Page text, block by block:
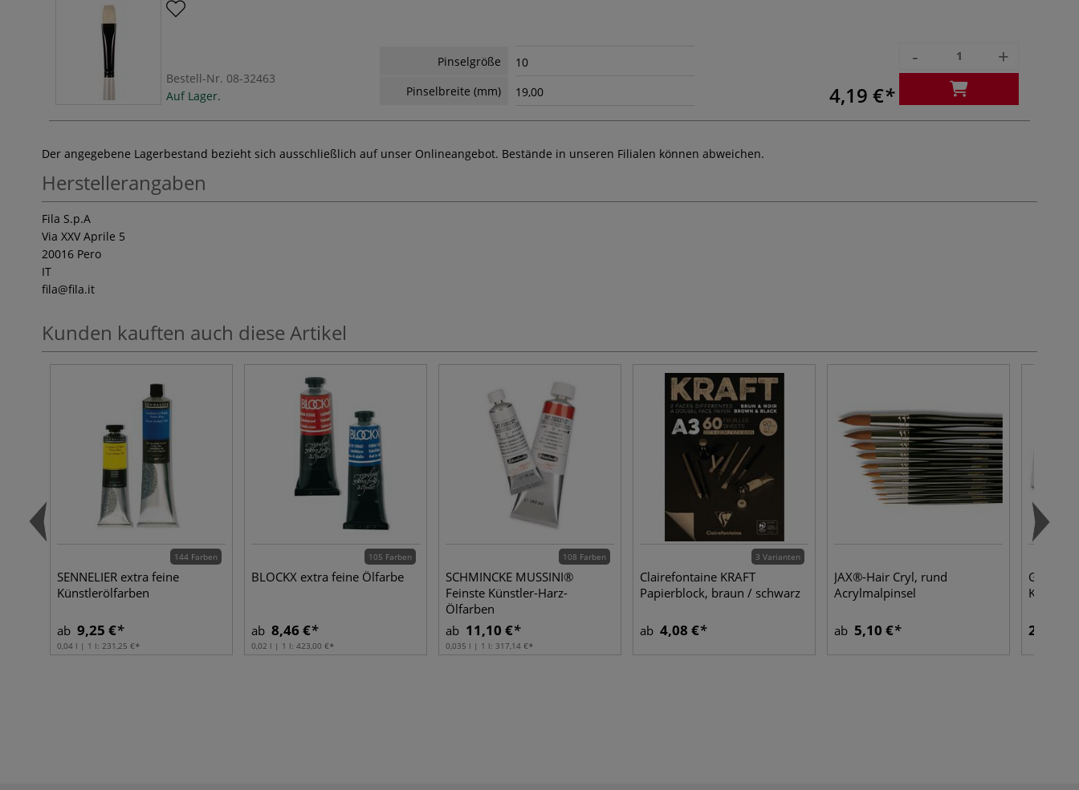
Bestell-Nr. 08-32463
Auf Lager.
Pinselgröße
10
Pinselbreite (mm)
19,00 4,19 €
- +
Der angegebene Lagerbestand bezieht sich ausschließlich auf unser Onlineangebot. Bestände in unseren Filialen können abweichen.
Herstellerangaben
Fila S.p.A
Via XXV Aprile 5
20016 Pero
IT
fila@fila.it
Kunden kauften auch diese Artikel
144 Farben
SENNELIER extra feine
Künstlerölfarben
ab 9,25 €
0,04 l | 1 l: 231,25 €
105 Farben
BLOCKX extra feine Ölfarbe
ab 8,46 €
0,02 l | 1 l: 423,00 €
108 Farben
SCHMINCKE MUSSINI®
Feinste Künstler-Harz-
Ölfarben
ab 11,10 €
0,035 l | 1 l: 317,14 €
3 Varianten
Clairefontaine KRAFT
Papierblock, braun / schwarz
ab 4,08 €
JAX®-Hair Cryl, rund
Acrylmalpinsel
ab 5,10 € 22,20 €